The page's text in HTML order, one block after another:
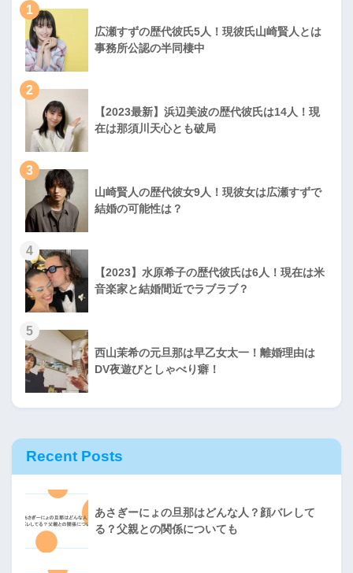
1
広瀬すずの歴代彼氏5人！現彼氏山崎賢人とは
事務所公認の半同棲中
2
【2023最新】浜辺美波の歴代彼氏は14人！現
在は那須川天心とも破局
3
山崎賢人の歴代彼女9人！現彼女は広瀬すずで
結婚の可能性は？
4
【2023】水原希子の歴代彼氏は6人！現在は米
音楽家と結婚間近でラブラブ？
5
西山茉希の元旦那は早乙女太一！離婚理由は
DV夜遊びとしゃべり癖！
Recent Posts
あさぎーにょの旦那はどんな人？顔バレして
る？父親との関係についても